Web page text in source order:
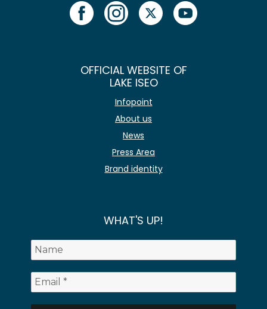
OFFICIAL WEBSITE OF
LAKE ISEO
Infopoint
About us
News
Press Area
Brand identity
WHAT'S UP!